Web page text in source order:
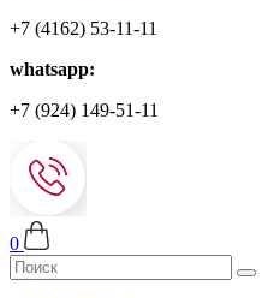
+7 (4162) 53-11-11
whatsapp:
+7 (924) 149-51-11
0